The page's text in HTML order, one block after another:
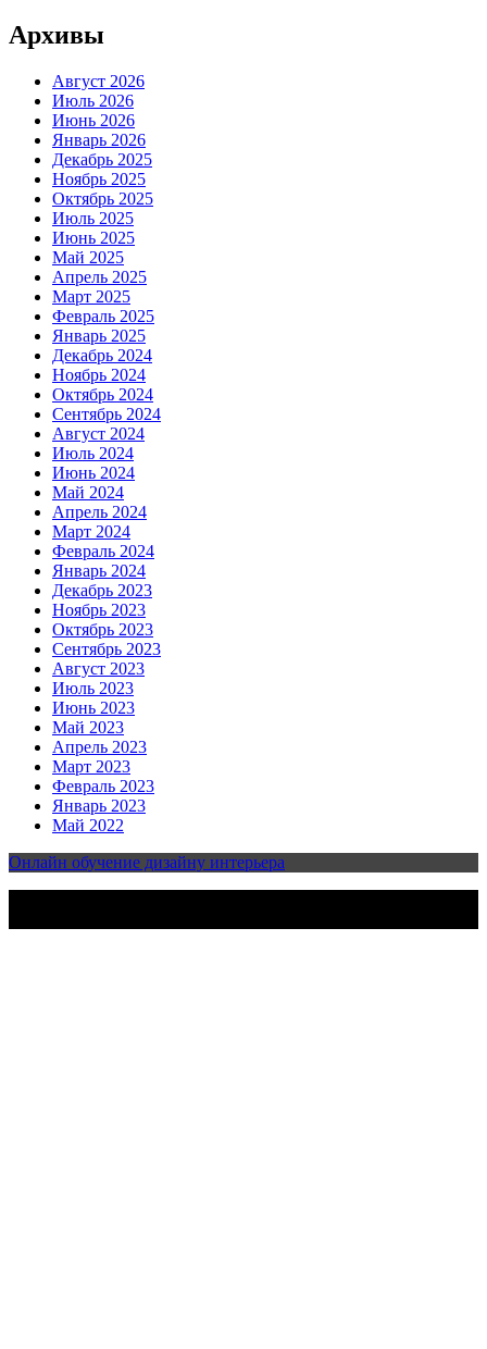
Архивы
Август 2026
Июль 2026
Июнь 2026
Январь 2026
Декабрь 2025
Ноябрь 2025
Октябрь 2025
Июль 2025
Июнь 2025
Май 2025
Апрель 2025
Март 2025
Февраль 2025
Январь 2025
Декабрь 2024
Ноябрь 2024
Октябрь 2024
Сентябрь 2024
Август 2024
Июль 2024
Июнь 2024
Май 2024
Апрель 2024
Март 2024
Февраль 2024
Январь 2024
Декабрь 2023
Ноябрь 2023
Октябрь 2023
Сентябрь 2023
Август 2023
Июль 2023
Июнь 2023
Май 2023
Апрель 2023
Март 2023
Февраль 2023
Январь 2023
Май 2022
Онлайн обучение дизайну интерьера